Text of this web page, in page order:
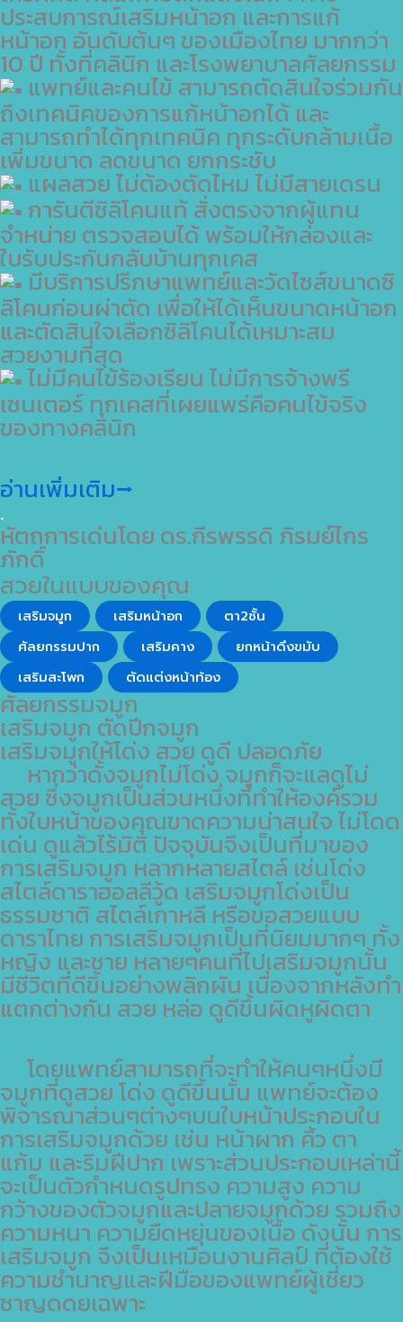
ประสบการณ์เสริมหน้าอก และการแก้
หน้าอก อันดับต้นๆ ของเมืองไทย มากกว่า
10 ปี ทั้งที่คลินิก และโรงพยาบาลศัลยกรรม
แพทย์และคนไข้ สามารถตัดสินใจร่วมกัน
ถึงเทคนิคของการแก้หน้าอกได้ และ
สามารถทำได้ทุกเทคนิค ทุกระดับกล้ามเนื้อ
เพิ่มขนาด ลดขนาด ยกกระชับ
แผลสวย ไม่ต้องตัดไหม ไม่มีสายเดรน
การันตีซิลิโคนแท้ สั่งตรงจากผู้แทน
จำหน่าย ตรวจสอบได้ พร้อมให้กล่องและ
ใบรับประกันกลับบ้านทุกเคส
มีบริการปรึกษาแพทย์และวัดไซส์ขนาดซิ
ลิโคนก่อนผ่าตัด เพื่อให้ได้เห็นขนาดหน้าอก
และตัดสินใจเลือกซิลิโคนได้เหมาะสม
สวยงามที่สุด
ไม่มีคนไข้ร้องเรียน ไม่มีการจ้างพรี
เซนเตอร์ ทุกเคสที่เผยแพร่คือคนไข้จริง
ของทางคลินิก
อ่านเพิ่มเติม⭢
.
หัตถการเด่นโดย ดร.กีรพรรดิ ภิรมย์ไกร
ภักดิ์
สวยในแบบของคุณ
เสริมจมูก เสริมหน้าอก
ตา2ชั้น
ศัลยกรรมปาก
เสริมคาง
ยกหน้าดึงขมับ
เสริมสะโพก
ตัดแต่งหน้าท้อง
ศัลยกรรมจมูก
เสริมจมูก ตัดปีกจมูก
เสริมจมูกให้โด่ง สวย ดูดี ปลอดภัย
หากว่าดั้งจมูกไม่โด่ง จมูกก็จะแลดูไม่
สวย ซึ่งจมูกเป็นส่วนหนึ่งที่ทำให้องค์รวม
ทั้งใบหน้าของคุณขาดความน่าสนใจ ไม่โดด
เด่น ดูแล้วไร้มิติ ปัจจุบันจึงเป็นที่มาของ
การเสริมจมูก หลากหลายสไตล์ เช่นโด่ง
สไตล์ดาราฮอลลีวู้ด เสริมจมูกโด่งเป็น
ธรรมชาติ สไตล์เกาหลี หรือขอสวยแบบ
ดาราไทย การเสริมจมูกเป็นที่นิยมมากๆ ทั้ง
หญิง และชาย หลายๆคนที่ไปเสริมจมูกนั้น
มีชีวิตที่ดีขึ้นอย่างพลิกผัน เนื่องจากหลังทำ
แตกต่างกัน สวย หล่อ ดูดีขึ้นผิดหูผิดตา
โดยแพทย์สามารถที่จะทำให้คนๆหนึ่งมี
จมูกที่ดูสวย โด่ง ดูดีขึ้นนั้น แพทย์จะต้อง
พิจารณาส่วนๆต่างๆบนใบหน้าประกอบใน
การเสริมจมูกด้วย เช่น หน้าผาก คิ้ว ตา
แก้ม และริมฝีปาก เพราะส่วนประกอบเหล่านี้
จะเป็นตัวกำหนดรูปทรง ความสูง ความ
กว้างของตัวจมูกและปลายจมูกด้วย รวมถึง
ความหนา ความยืดหยุ่นของเนื้อ ดังนั้น การ
เสริมจมูก จึงเป็นเหมือนงานศิลป์ ที่ต้องใช้
ความชำนาญและฝีมือของแพทย์ผู้เชี่ยว
ชาญดดยเฉพาะ